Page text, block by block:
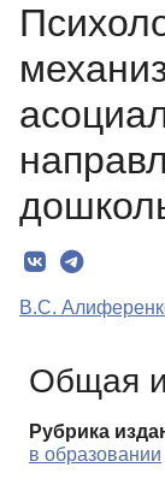
В.С.
Общая
Рубрика
в образовании